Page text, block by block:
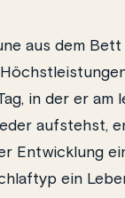
aus dem Bett
in der er am
aufstehst,
Entwicklung
ein